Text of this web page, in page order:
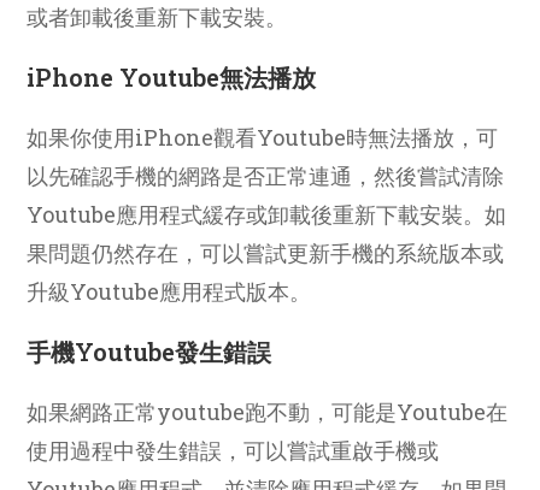
或者卸載後重新下載安裝。
iPhone Youtube無法播放
如果你使用iPhone觀看Youtube時無法播放，可
以先確認手機的網路是否正常連通，然後嘗試清除
Youtube應用程式緩存或卸載後重新下載安裝。如
果問題仍然存在，可以嘗試更新手機的系統版本或
升級Youtube應用程式版本。
手機Youtube發生錯誤
如果網路正常youtube跑不動，可能是Youtube在
使用過程中發生錯誤，可以嘗試重啟手機或